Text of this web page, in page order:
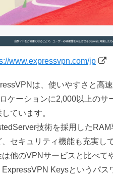
www.expressvpn.com/jp
は、使いやすさと高
ケーションに2,000以上のサ
ています。
技術を採用した
、セキュリティ機能も充実し
は他のVPNサービスと比べて
ExpressVPN Keysというパス